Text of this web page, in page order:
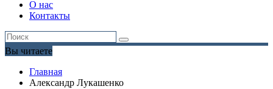
О нас
Контакты
Вы читаете
Главная
Александр Лукашенко